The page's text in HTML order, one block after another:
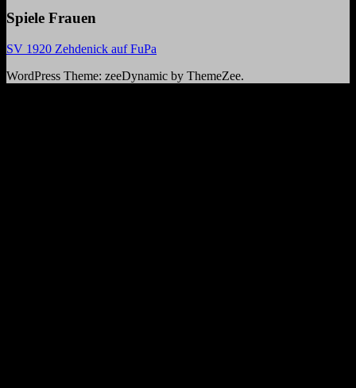
Spiele Frauen
SV 1920 Zehdenick auf FuPa
WordPress Theme: zeeDynamic by ThemeZee.